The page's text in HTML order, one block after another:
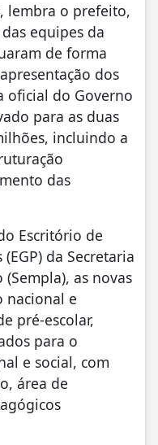
lembra o prefeito,
equipes da
de forma
dos
oficial do Governo
para as duas
incluindo a
das
Escritório de
da Secretaria
as novas
nacional e
pré-escolar,
para o
e social, com
área de